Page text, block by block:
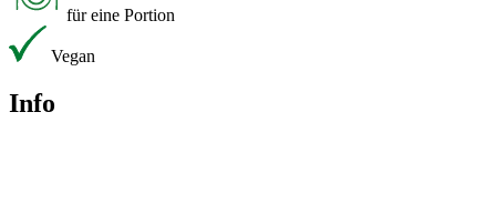
für eine Portion
Vegan
Info